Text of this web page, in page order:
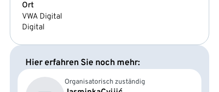
Ort
VWA Digital
Digital
Hier erfahren Sie noch mehr:
Organisatorisch zuständig